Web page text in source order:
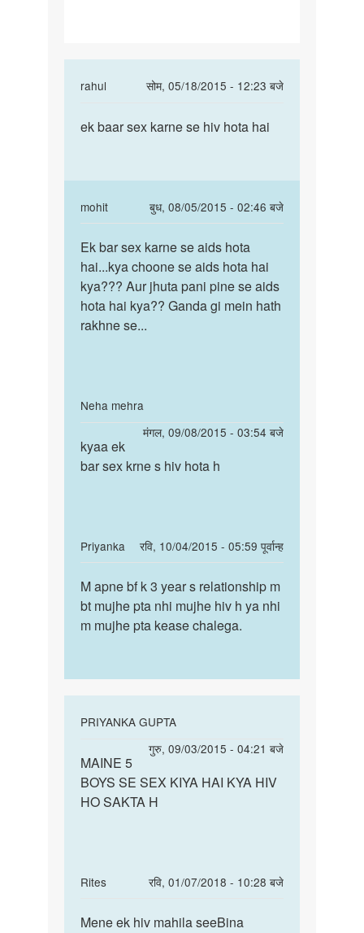
m
rahul
सोम, 05/18/2015 - 12:23 बजे
to
do
ladko
k
ak
time
m
by
ASHU
ek
karne
se
hiv
hota
ek baar sex karne se hiv hota hai
mohit
बुध, 08/05/2015 - 02:46 बजे
In
reply
to
ek
baar
sex
karne
by
rahul
Ek
bar
sex
karne
se
Ek bar sex karne se aids hota
hai...kya choone se aids hota hai
kya??? Aur jhuta pani pine se aids
hota hai kya?? Ganda gi mein hath
rakhne se...
Neha mehra
मंगल, 09/08/2015 - 03:54 बजे
reply
ek
se
hiv
hota
by
rahul
kyaa
ek
s
hiv
kyaa ek
bar sex krne s hiv hota h
Priyanka
रवि, 10/04/2015 - 05:59 पूर्वान्ह
reply
to
ek
baar
se
hiv
hota
rahul
M
apne
bf
year
M apne bf k 3 year s relationship m
bt mujhe pta nhi mujhe hiv h ya nhi
m mujhe pta kease chalega.
PRIYANKA GUPTA
गुरु, 09/03/2015 - 04:21 बजे
In
hiv
ak
m
MAINE
5
BOYS
HAI
MAINE 5
BOYS SE SEX KIYA HAI KYA HIV
HO SAKTA H
Rites
रवि, 01/07/2018 - 10:28 बजे
In
to
Mene
Mene ek hiv mahila seeBina